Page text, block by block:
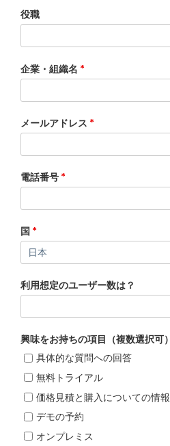
役職
企業・組織名 *
メールアドレス *
電話番号 *
国 *
利用想定のユーザー数は？
興味をお持ちの項目（複数選択可）
具体的な質問への回答
無料トライアル
価格見積と購入についての情報
デモの予約
オンプレミス